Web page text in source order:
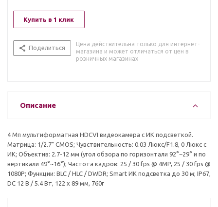
Купить в 1 клик
Поделиться
Цена действительна только для интернет-
магазина и может отличаться от цен в
розничных магазинах
Описание
4 Мп мультиформатная HDCVI видеокамера с ИК подсветкой.
Матрица: 1/2.7" CMOS; Чувствительность: 0.03 Люкс/F1.8, 0 Люкс с
ИК; Объектив: 2.7-12 мм (угол обзора по горизонтали 92°~29° и по
вертикали 49°~16°); Частота кадров: 25 / 30 fps @ 4MP, 25 / 30 fps @
1080P; Функции: BLC / HLC / DWDR; Smart ИК подсветка до 30 м; IP67,
DC 12 В / 5.4 Вт, 122 x 89 мм, 760г